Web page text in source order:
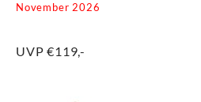
November 2026
UVP €119,-